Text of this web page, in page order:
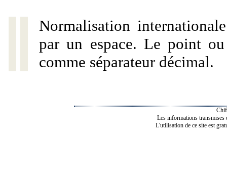
Normalisation
par un espace. Le point
comme séparateur décimal.
Les informations transmises
L'utilisation de ce site est